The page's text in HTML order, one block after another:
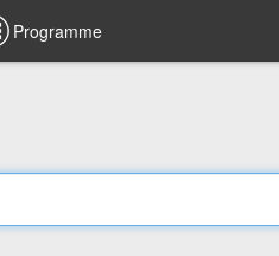
Programme